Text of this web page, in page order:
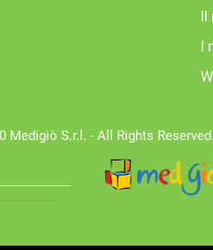
Il
I
Medigiò S.r.l. - All Rights